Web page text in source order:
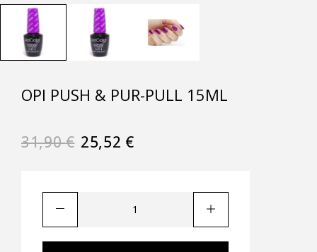
OPI PUSH & PUR-PULL 15ML
31,90€ 25,52 €